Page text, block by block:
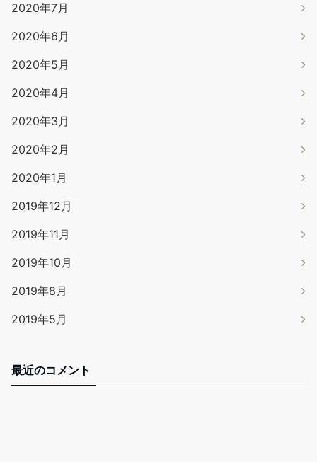
2020年7月
2020年6月
2020年5月
2020年4月
2020年3月
2020年2月
2020年1月
2019年12月
2019年11月
2019年10月
2019年8月
2019年5月
最近のコメント